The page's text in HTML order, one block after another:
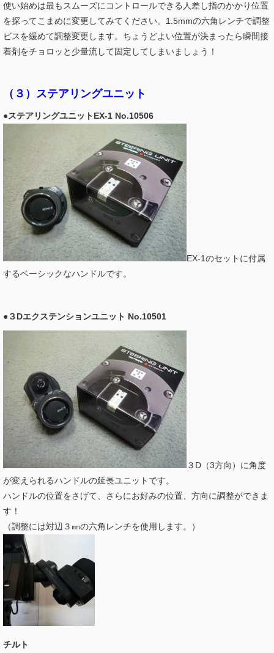
使い始めは最もスムーズにコントロールできる人差し指のかかり位置
を探ってこまめに変更してみてください。1.5mmの六角レンチで調整
ビスを緩めて調整変更します。ちょうどよい位置が決まったら瞬間接
着剤をチョロッと少量流して固定してしまいましょう！
（３）ステアリングユニット
●ステアリングユニットEX-1 No.10506
EX-1のセットに付属
するベーシックなハンドルです。
●３Dエクステンションユニット No.10501
３D（3方向）に角度
が変えられるハンドルの延長ユニットです。
ハンドルの位置をさげて、さらにお好みの位置、方向に調整ができま
す！
（調整には対辺３㎜の六角レンチを使用します。）
チルト